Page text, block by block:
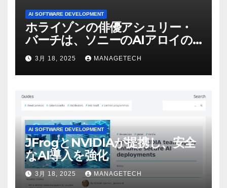
AI SOFTWARE DEVELOPMENT
ホライゾンの俳優アシュリー・
バーチは、ソニーのAIアロイの
ビデオを見て「ゲームパフォー
マンスという芸術形式に不安を
感じた」と語る – IGN
3月 18, 2025 MANAGETECH
AI SOFTWARE DEVELOPMENT
JFrogとNVIDIAが提携し、安全
なAI導入を強化
3月 18, 2025 MANAGETECH